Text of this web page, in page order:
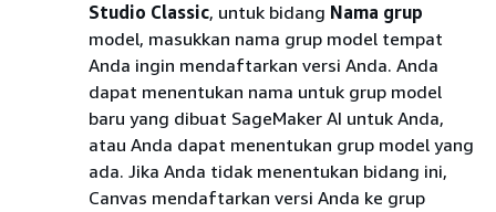
Studio Classic, untuk bidang Nama grup
model, masukkan nama grup model tempat
Anda ingin mendaftarkan versi Anda. Anda
dapat menentukan nama untuk grup model
baru yang dibuat SageMaker AI untuk Anda,
atau Anda dapat menentukan grup model yang
ada. Jika Anda tidak menentukan bidang ini,
Canvas mendaftarkan versi Anda ke grup